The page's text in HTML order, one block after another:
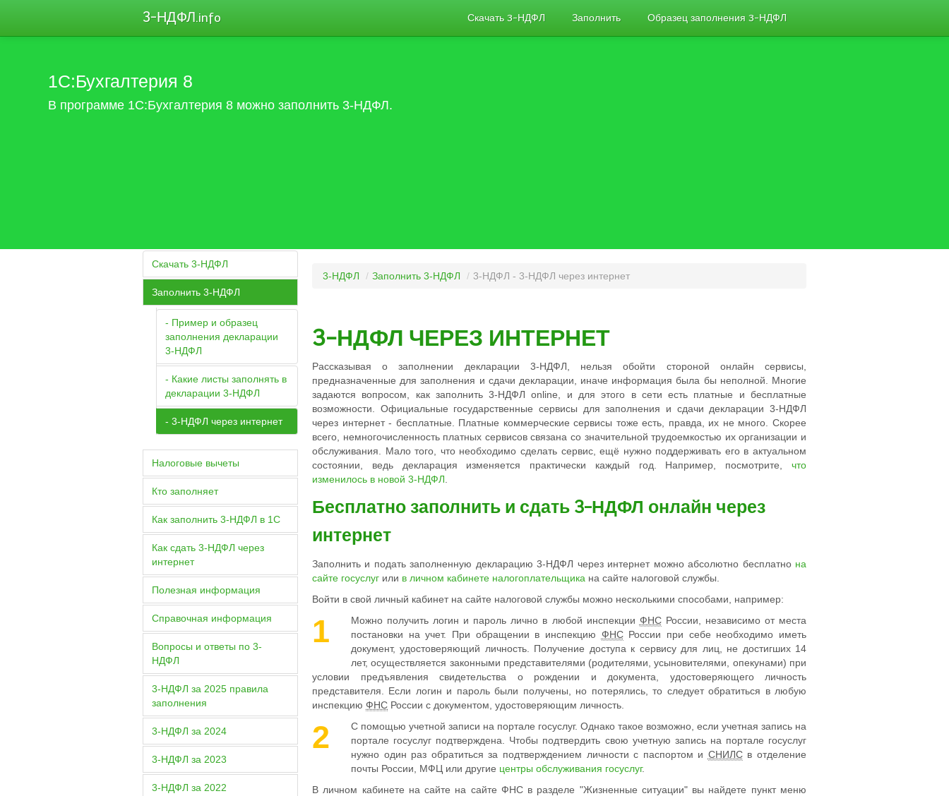
3-НДФЛ.info Скачать 3-НДФЛ Заполнить Образец заполнения 3-НДФЛ
1С:Бухгалтерия 8
В программе 1С:Бухгалтерия 8 можно заполнить 3-НДФЛ.
Скачать 3-НДФЛ
Заполнить 3-НДФЛ
- Пример и образец
заполнения декларации
3-НДФЛ
- Какие листы заполнять в
декларации 3-НДФЛ
- 3-НДФЛ через интернет
Налоговые вычеты
Кто заполняет
Как заполнить 3-НДФЛ в 1С
Как сдать 3-НДФЛ через
интернет
Полезная информация
Справочная информация
Вопросы и ответы по 3-
НДФЛ
3-НДФЛ за 2025 правила
заполнения
3-НДФЛ за 2024
3-НДФЛ за 2023
3-НДФЛ за 2022
3-НДФЛ / Заполнить 3-НДФЛ / 3-НДФЛ - 3-НДФЛ через интернет
3-НДФЛ ЧЕРЕЗ ИНТЕРНЕТ
Рассказывая о заполнении декларации 3-НДФЛ, нельзя обойти стороной онлайн сервисы,
предназначенные для заполнения и сдачи декларации, иначе информация была бы неполной. Многие
задаются вопросом, как заполнить 3-НДФЛ online, и для этого в сети есть платные и бесплатные
возможности. Официальные государственные сервисы для заполнения и сдачи декларации 3-НДФЛ
через интернет - бесплатные. Платные коммерческие сервисы тоже есть, правда, их не много. Скорее
всего, немногочисленность платных сервисов связана со значительной трудоемкостью их организации и
обслуживания. Мало того, что необходимо сделать сервис, ещё нужно поддерживать его в актуальном
состоянии, ведь декларация изменяется практически каждый год. Например, посмотрите, что
изменилось в новой 3-НДФЛ
Бесплатно заполнить и сдать 3-НДФЛ онлайн через
интернет
Заполнить и подать заполненную декларацию 3-НДФЛ через интернет можно абсолютно бесплатно на
сайте госуслуг или в личном кабинете налогоплательщика на сайте налоговой службы.
Войти в свой личный кабинет на сайте налоговой службы можно несколькими способами, например:
1 Можно получить логин и пароль лично в любой инспекции ФНСРоссии, независимо от места
постановки на учет. При обращении в инспекцию ФНСРоссии при себе необходимо иметь
документ, удостоверяющий личность. Получение доступа к сервису для лиц, не достигших 14
лет, осуществляется законными представителями (родителями, усыновителями, опекунами) при
условии предъявления свидетельства о рождении и документа, удостоверяющего личность
представителя. Если логин и пароль были получены, но потерялись, то следует обратиться в любую
инспекцию ФНС России с документом, удостоверяющим личность.
2
С помощью учетной записи на портале госуслуг. Однако такое возможно, если учетная запись на
портале госуслуг подтверждена. Чтобы подтвердить свою учетную запись на портале госуслуг
нужно один раз обратиться за подтверждением личности с паспортом и СНИЛСв отделение
почты России, МФЦ или другие центры обслуживания госуслуг.
В личном кабинете на сайте на сайте ФНС в разделе "Жизненные ситуации" вы найдете пункт меню